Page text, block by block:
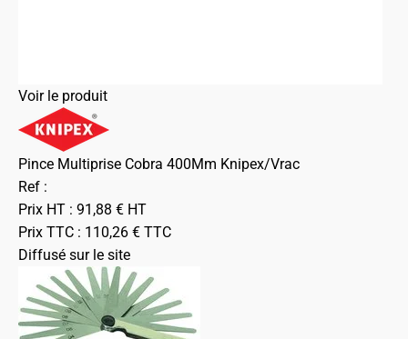
Voir le produit
Pince Multiprise Cobra 400Mm Knipex/Vrac
Ref :
Prix HT : 91,88 € HT
Prix TTC : 110,26 € TTC
Diffusé sur le site